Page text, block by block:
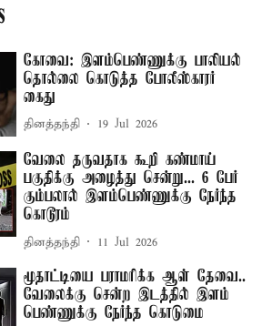
கோவை: இளம்பெண்ணுக்கு பாலியல்
தொல்லை கொடுத்த போலீஸ்காரர்
கைது
தினத்தந்தி 19 Jul 2026
வேலை தருவதாக கூறி கண்மாய்
பகுதிக்கு அழைத்து சென்று... 6 பேர்
கும்பலால் இளம்பெண்ணுக்கு நேர்ந்த
கொடூரம்
தினத்தந்தி 11 Jul 2026
மூதாட்டியை பராமரிக்க ஆள் தேவை..
வேலைக்கு சென்ற இடத்தில் இளம்
பெண்ணுக்கு நேர்ந்த கொடுமை